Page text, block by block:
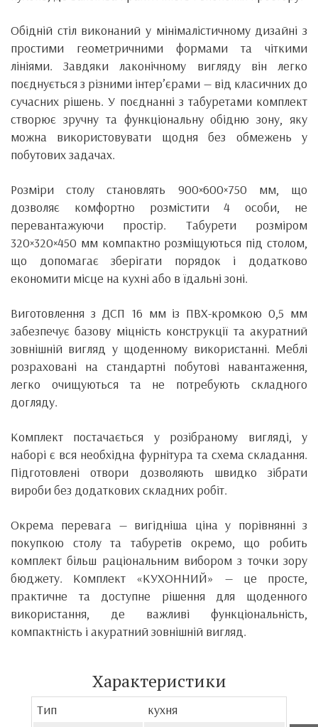
Обідній стіл виконаний у мінімалістичному дизайні з
простими геометричними формами та чіткими
лініями. Завдяки лаконічному вигляду він легко
поєднується з різними інтер’єрами — від класичних до
сучасних рішень. У поєднанні з табуретами комплект
створює зручну та функціональну обідню зону, яку
можна використовувати щодня без обмежень у
побутових задачах.
Розміри столу становлять 900×600×750 мм, що
дозволяє комфортно розмістити 4 особи, не
перевантажуючи простір. Табурети розміром
320×320×450 мм компактно розміщуються під столом,
що допомагає зберігати порядок і додатково
економити місце на кухні або в їдальні зоні.
Виготовлення з ДСП 16 мм із ПВХ-кромкою 0,5 мм
забезпечує базову міцність конструкції та акуратний
зовнішній вигляд у щоденному використанні. Меблі
розраховані на стандартні побутові навантаження,
легко очищуються та не потребують складного
догляду.
Комплект постачається у розібраному вигляді, у
наборі є вся необхідна фурнітура та схема складання.
Підготовлені отвори дозволяють швидко зібрати
вироби без додаткових складних робіт.
Окрема перевага — вигідніша ціна у порівнянні з
покупкою столу та табуретів окремо, що робить
комплект більш раціональним вибором з точки зору
бюджету. Комплект «КУХОННИЙ» — це просте,
практичне та доступне рішення для щоденного
використання, де важливі функціональність,
компактність і акуратний зовнішній вигляд.
Характеристики
Тип
кухня